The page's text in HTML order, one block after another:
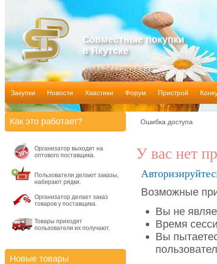
Совместные покупки
в Якутске
Закупки Новости Хвастики Форум Пристрой
Ошибка доступа
У вас нет
Возможные
Вы не
Время
Вы
Как это работает?
Организатор выходит на
оптового поставщика.
Пользователи делают заказы,
набирают рядки.
Организатор делает заказ
товаров у поставщика.
Товары приходят
пользователи их получают.
Новые товары